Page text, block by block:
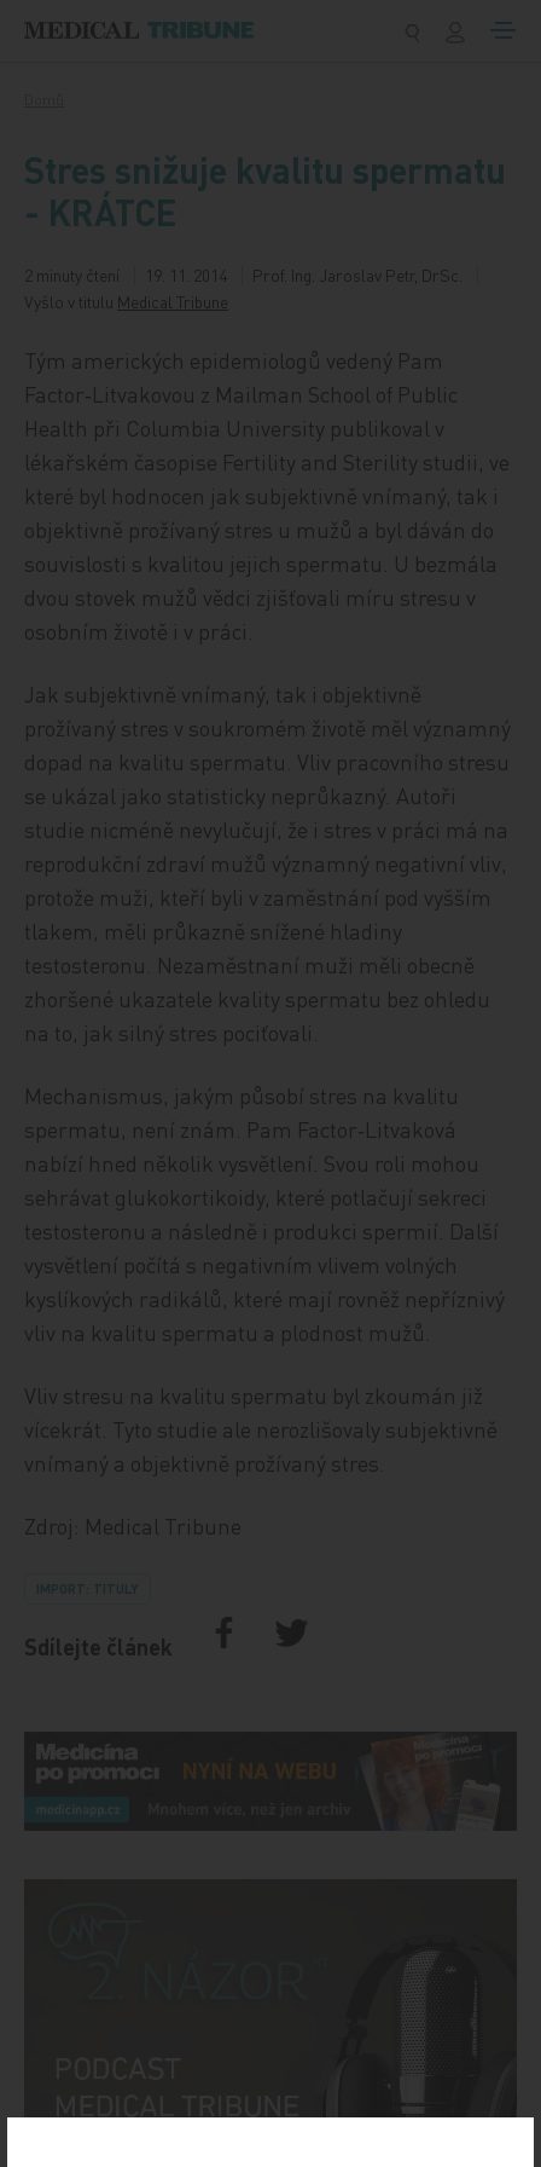
Stres snižuje kvalitu spermatu
- KRÁTCE
2 minuty čtení 19. 11. 2014
Prof. Ing. Jaroslav Petr, DrSc.
Vyšlo v titulu Medical Tribune
Tým amerických epidemiologů vedený Pam
Factor‑Litvakovou z Mailman School of Public
Health při Columbia University publikoval v
lékařském časopise Fertility and Sterility studii, ve
které byl hodnocen jak subjektivně vnímaný, tak i
objektivně prožívaný stres u mužů a byl dáván do
souvislosti s kvalitou jejich spermatu. U bezmála
dvou stovek mužů vědci zjišťovali míru stresu v
osobním životě i v práci.
Jak subjektivně vnímaný, tak i objektivně
prožívaný stres v soukromém životě měl významný
dopad na kvalitu spermatu. Vliv pracovního stresu
se ukázal jako statisticky neprůkazný. Autoři
studie nicméně nevylučují, že i stres v práci má na
reprodukční zdraví mužů významný negativní vliv,
protože muži, kteří byli v zaměstnání pod vyšším
tlakem, měli průkazně snížené hladiny
testosteronu. Nezaměstnaní muži měli obecně
zhoršené ukazatele kvality spermatu bez ohledu
na to, jak silný stres pociťovali.
Mechanismus, jakým působí stres na kvalitu
spermatu, není znám. Pam Factor‑Litvaková
nabízí hned několik vysvětlení. Svou roli mohou
sehrávat glukokortikoidy, které potlačují sekreci
testosteronu a následně i produkci spermií. Další
vysvětlení počítá s negativním vlivem volných
kyslíkových radikálů, které mají rovněž nepříznivý
vliv na kvalitu spermatu a plodnost mužů.
Vliv stresu na kvalitu spermatu byl zkoumán již
vícekrát. Tyto studie ale nerozlišovaly subjektivně
vnímaný a objektivně prožívaný stres.
Zdroj: Medical Tribune
IMPORT: TITULY
Sdílejte článek